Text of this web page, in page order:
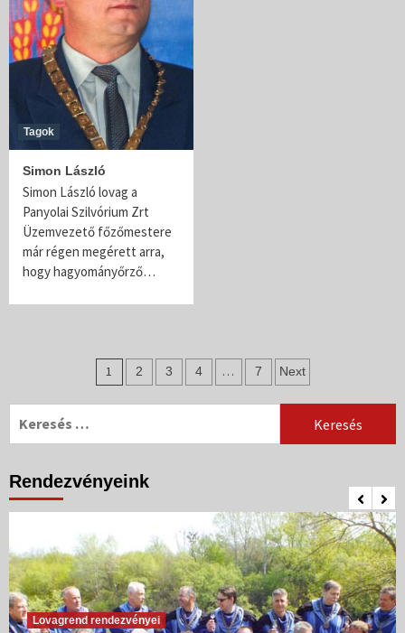
Tagok
Simon László
Simon László lovag a
Panyolai Szilvórium Zrt
Üzemvezető főzőmestere
már régen megérett arra,
hogy hagyományőrző…
Bejegyzés
navigáció
1 2 3 4 … 7 Next
Keresés:
Rendezvényeink
Lovagrend rendezvényei